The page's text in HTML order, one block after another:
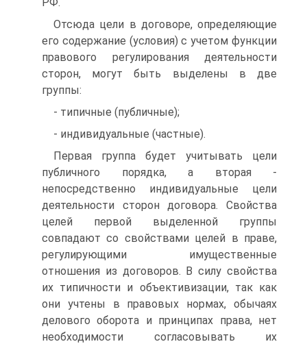
Отсюда цели в договоре, определяющие
его содержание (условия) с учетом функции
правового регулирования деятельности
сторон, могут быть выделены в две
группы:
- типичные (публичные);
- индивидуальные (частные).
Первая группа будет учитывать цели
публичного порядка, а вторая -
непосредственно индивидуальные цели
деятельности сторон договора. Свойства
целей первой выделенной группы
совпадают со свойствами целей в праве,
регулирующими имущественные
отношения из договоров. В силу свойства
их типичности и объективизации, так как
они учтены в правовых нормах, обычаях
делового оборота и принципах права, нет
необходимости согласовывать их